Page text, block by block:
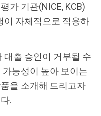
가 기관(NICE, KCB)
이 자체적으로 적용하
대출 승인이 거부될 수
능성이 높아 보이는
을 소개해 드리고자
.